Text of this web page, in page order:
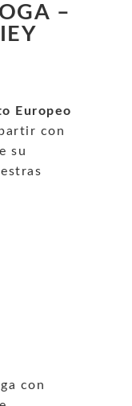
–
Europeo
con
su
con